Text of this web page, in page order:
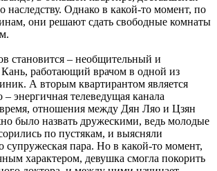
наследству. Однако в какой-то момент, по
они решают сдать свободные комнаты
становится – необщительный и
работающий врачом в одной из
А вторым квартирантом является
энергичная телеведущая канала
отношения между Дян Ляо и Цзян
было назвать дружескими, ведь молодые
по пустякам, и выясняли
супружеская пара. Но в какой-то момент,
характером, девушка смогла покорить